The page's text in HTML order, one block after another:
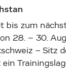
zum
28. – 30.
– Sitz